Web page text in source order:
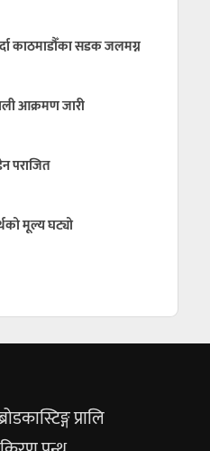
काठमाडौँका सडक जलमग्न
आक्रमण जारी
पराजित
मूल्य घट्यो
प्रालि